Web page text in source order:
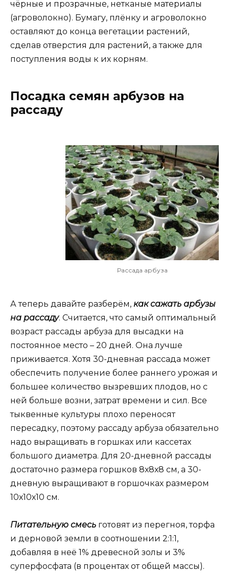
чёрные и прозрачные, нетканые материалы
(агроволокно). Бумагу, плёнку и агроволокно
оставляют до конца вегетации растений,
сделав отверстия для растений, а также для
поступления воды к их корням.
Посадка семян арбузов на
рассаду
Рассада арбуза
А теперь давайте разберём, как сажать арбузы
на рассаду. Считается, что самый оптимальный
возраст рассады арбуза для высадки на
постоянное место – 20 дней. Она лучше
приживается. Хотя 30-дневная рассада может
обеспечить получение более раннего урожая и
большее количество вызревших плодов, но с
ней больше возни, затрат времени и сил. Все
тыквенные культуры плохо переносят
пересадку, поэтому рассаду арбуза обязательно
надо выращивать в горшках или кассетах
большого диаметра. Для 20-дневной рассады
достаточно размера горшков 8х8х8 см, а 30-
дневную выращивают в горшочках размером
10х10х10 см.
Питательную смесь готовят из перегноя, торфа
и дерновой земли в соотношении 2:1:1,
добавляя в неё 1% древесной золы и 3%
суперфосфата (в процентах от общей массы).